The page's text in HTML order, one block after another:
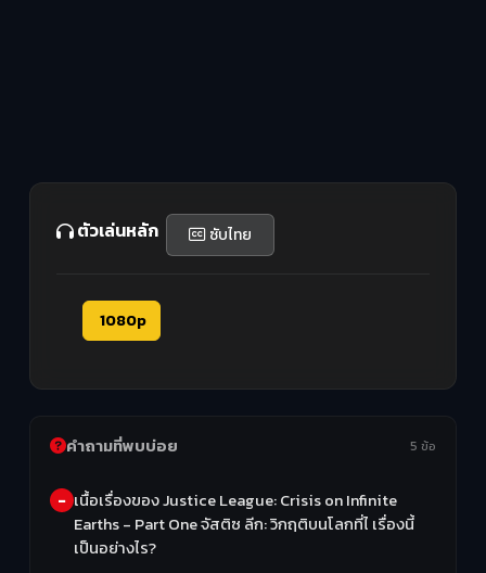
ตัวเล่นหลัก ซับไทย
1080p
คำถามที่พบบ่อย 5 ข้อ
เนื้อเรื่องของ Justice League: Crisis on Infinite
Earths - Part One จัสติซ ลีก: วิกฤติบนโลกที่ไ เรื่องนี้
เป็นอย่างไร?